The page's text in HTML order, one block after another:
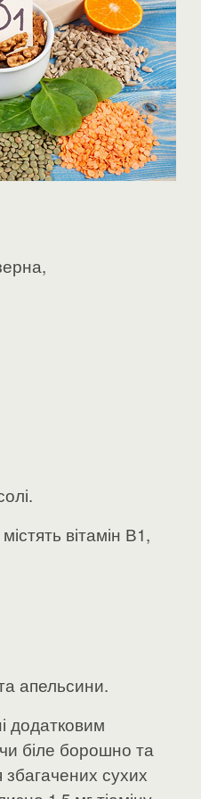
вітамін В1,
апельсини.
додатковим
біле борошно та
сухих